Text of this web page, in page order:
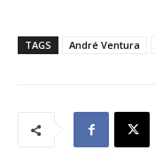
TAGS André Ventura